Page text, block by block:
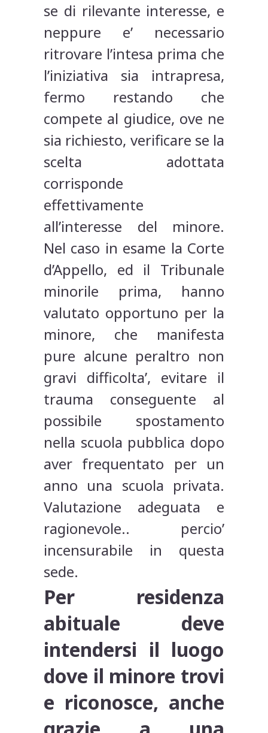
se di rilevante interesse, e
neppure e’ necessario
ritrovare l’intesa prima che
l’iniziativa sia intrapresa,
fermo restando che
compete al giudice, ove ne
sia richiesto, verificare se la
scelta adottata
corrisponde
effettivamente
all’interesse del minore.
Nel caso in esame la Corte
d’Appello, ed il Tribunale
minorile prima, hanno
valutato opportuno per la
minore, che manifesta
pure alcune peraltro non
gravi difficolta’, evitare il
trauma conseguente al
possibile spostamento
nella scuola pubblica dopo
aver frequentato per un
anno una scuola privata.
Valutazione adeguata e
ragionevole.. percio’
incensurabile in questa
sede.
Per residenza
abituale deve
intendersi il luogo
dove il minore trovi
e riconosce, anche